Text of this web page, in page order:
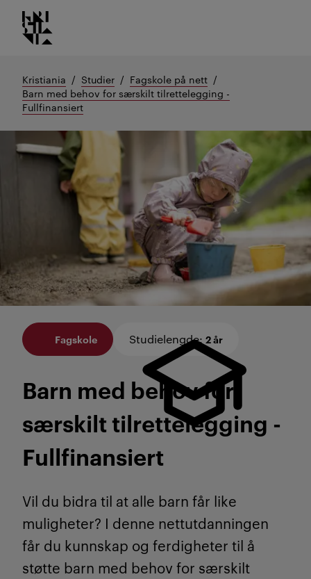
Gå
til
Kristiania logo
Kristiania Studier
Fagskole på nett
Barn med behov for særskilt tilrettelegging -
Fullfinansiert
Fagskole Studielengde: 2 år
Barn med behov for
særskilt tilrettelegg­ing -
Full­finansiert
Vil du bidra til at alle barn får like
muligheter? I denne nettutdanningen
får du kunnskap og ferdigheter til å
støtte barn med behov for særskilt